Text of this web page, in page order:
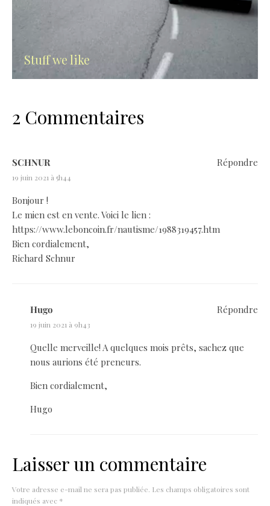
Stuff we like
2 Commentaires
SCHNUR
19 juin 2021 à 5h44
Bonjour !
Le mien est en vente. Voici le lien :
https://www.leboncoin.fr/nautisme/1988319457.htm
Bien cordialement,
Richard Schnur
Répondre
Hugo
19 juin 2021 à 9h43
Quelle merveille! A quelques mois prêts, sachez que
nous aurions été preneurs.
Bien cordialement,
Hugo
Répondre
Laisser un commentaire
Votre adresse e-mail ne sera pas publiée. Les champs obligatoires sont
indiqués avec *